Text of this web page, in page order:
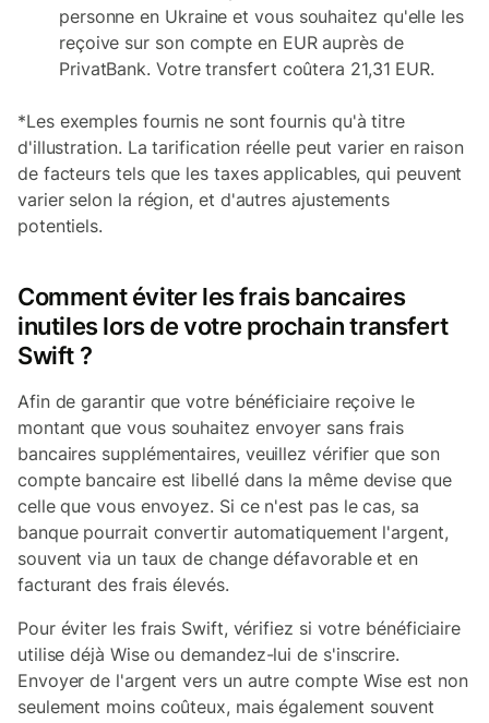
personne en Ukraine et vous souhaitez qu'elle les
reçoive sur son compte en EUR auprès de
PrivatBank. Votre transfert coûtera 21,31 EUR.
*Les exemples fournis ne sont fournis qu'à titre
d'illustration. La tarification réelle peut varier en raison
de facteurs tels que les taxes applicables, qui peuvent
varier selon la région, et d'autres ajustements
potentiels.
Comment éviter les frais bancaires
inutiles lors de votre prochain transfert
Swift ?
Afin de garantir que votre bénéficiaire reçoive le
montant que vous souhaitez envoyer sans frais
bancaires supplémentaires, veuillez vérifier que son
compte bancaire est libellé dans la même devise que
celle que vous envoyez. Si ce n'est pas le cas, sa
banque pourrait convertir automatiquement l'argent,
souvent via un taux de change défavorable et en
facturant des frais élevés.
Pour éviter les frais Swift, vérifiez si votre bénéficiaire
utilise déjà Wise ou demandez-lui de s'inscrire.
Envoyer de l'argent vers un autre compte Wise est non
seulement moins coûteux, mais également souvent